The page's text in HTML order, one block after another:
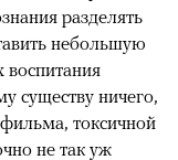
разделять
небольшую
воспитания
существу ничего,
токсичной
не так уж